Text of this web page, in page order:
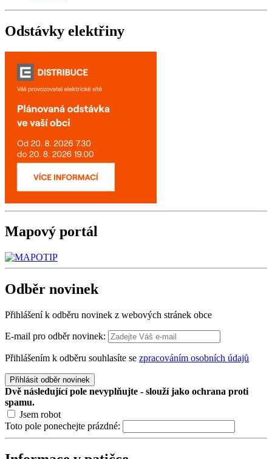
Odstávky elektřiny
Mapový portál
Odběr novinek
Přihlášení k odběru novinek z webových stránek obce
E-mail pro odběr novinek:
Přihlášením k odběru souhlasíte se zpracováním osobních údajů
Přihlásit odběr novinek
Dvě následující pole nevyplňujte - slouží jako ochrana proti
spamu.
Jsem robot
Toto pole ponechejte prázdné: